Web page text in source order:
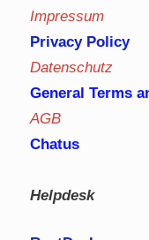
Impressum
Privacy Policy
Datenschutz
General Terms
AGB
Chatus
Helpdesk